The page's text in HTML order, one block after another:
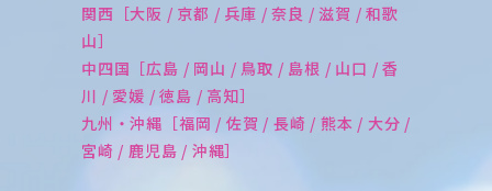
関西［大阪 / 京都 / 兵庫 / 奈良 / 滋賀 / 和歌
山］
中四国［広島 / 岡山 / 鳥取 / 島根 / 山口 / 香
川 / 愛媛 / 徳島 / 高知］
九州・沖縄［福岡 / 佐賀 / 長崎 / 熊本 / 大分 /
宮崎 / 鹿児島 / 沖縄］